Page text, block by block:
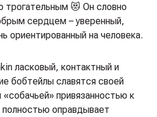
трогательным 😻 Он словно
сердцем – уверенный,
ориентированный на человека.
ласковый, контактный и
бобтейлы славятся своей
привязанностью к
оправдывает